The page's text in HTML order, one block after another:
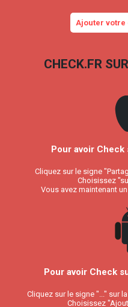
Ajouter votre
CHECK.FR
Pour avoir
Cliquez sur le signe
Choisissez
Vous avez maintenant
Pour avoir Check
Cliquez sur le signe "..." sur
Choisissez